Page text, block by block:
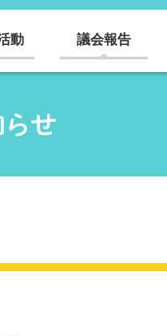
動 議会報告